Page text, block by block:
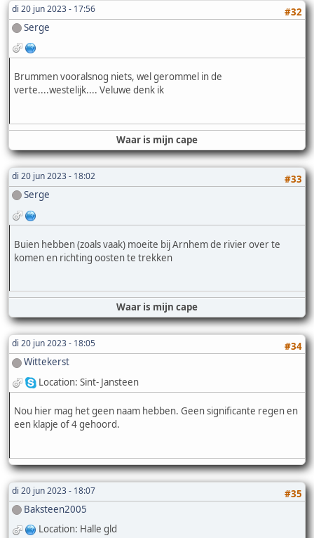
di 20 jun 2023 - 17:56
#32
Serge
Brummen vooralsnog niets, wel gerommel in de
verte....westelijk.... Veluwe denk ik
Waar is mijn cape
di 20 jun 2023 - 18:02
#33
Serge
Buien hebben (zoals vaak) moeite bij Arnhem de rivier over te
komen en richting oosten te trekken
Waar is mijn cape
di 20 jun 2023 - 18:05
#34
Wittekerst
Location: Sint- Jansteen
Nou hier mag het geen naam hebben. Geen significante regen en
een klapje of 4 gehoord.
di 20 jun 2023 - 18:07
#35
Baksteen2005
Location: Halle gld